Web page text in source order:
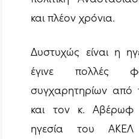
και πλέον χρόνια.
Δυστυχώς είναι η
έγινε πολλές
συγχαρητηρίων από
και τον κ. Αβέρωφ
ηγεσία του